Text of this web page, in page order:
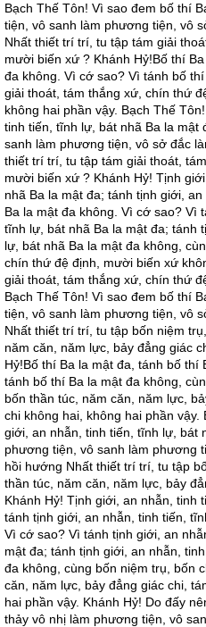
Bạch Thế Tôn! Vì sao đem bố thí
tiện, vô sanh làm phương tiện, vô
Nhất thiết trí trí, tu tập tám giải
mười biến xứ ? Khánh Hỷ!Bố thí
đa không. Vì cớ sao? Vì tánh bố
giải thoát, tám thắng xứ, chín thứ
không hai phần vậy. Bạch Thế
tinh tiến, tĩnh lự, bát nhã Ba la mật
sanh làm phương tiện, vô sở đắc
thiết trí trí, tu tập tám giải thoát,
mười biến xứ ? Khánh Hỷ! Tịnh
nhã Ba la mật đa; tánh tịnh giới,
Ba la mật đa không. Vì cớ sao? Vì
tĩnh lự, bát nhã Ba la mật đa; tánh
lự, bát nhã Ba la mật đa không,
chín thứ đệ định, mười biến xứ
giải thoát, tám thắng xứ, chín thứ
Bạch Thế Tôn! Vì sao đem bố thí
tiện, vô sanh làm phương tiện, vô
Nhất thiết trí trí, tu tập bốn niệm
năm căn, năm lực, bảy đẳng giác
Hỷ!Bố thí Ba la mật đa, tánh bố thí
tánh bố thí Ba la mật đa không,
bốn thần túc, năm căn, năm lực,
chi không hai, không hai phần
giới, an nhẫn, tinh tiến, tĩnh lự, bát
phương tiện, vô sanh làm phương
hồi hướng Nhất thiết trí trí, tu tập
thần túc, năm căn, năm lực, bảy
Khánh Hỷ! Tịnh giới, an nhẫn, tinh
tánh tịnh giới, an nhẫn, tinh tiến,
Vì cớ sao? Vì tánh tịnh giới, an
mật đa; tánh tịnh giới, an nhẫn,
đa không, cùng bốn niệm trụ, bốn
căn, năm lực, bảy đẳng giác chi,
hai phần vậy. Khánh Hỷ! Do đấy
thảy vô nhị làm phương tiện, vô